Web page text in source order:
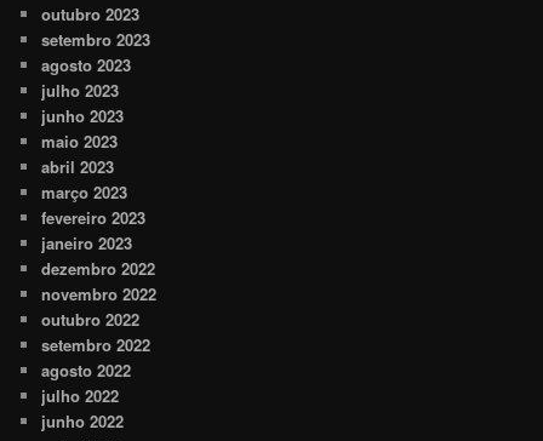
outubro 2023
setembro 2023
agosto 2023
julho 2023
junho 2023
maio 2023
abril 2023
março 2023
fevereiro 2023
janeiro 2023
dezembro 2022
novembro 2022
outubro 2022
setembro 2022
agosto 2022
julho 2022
junho 2022